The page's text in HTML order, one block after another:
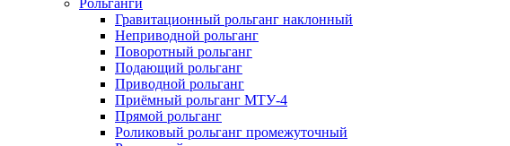
Рольганги
Гравитационный рольганг наклонный
Неприводной рольганг
Поворотный рольганг
Подающий рольганг
Приводной рольганг
Приёмный рольганг МТУ-4
Прямой рольганг
Роликовый рольганг промежуточный